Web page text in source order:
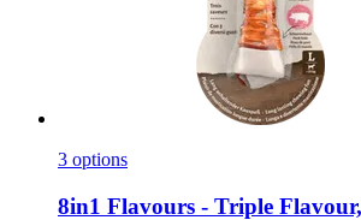
3 options
8in1 Flavours -​ Triple